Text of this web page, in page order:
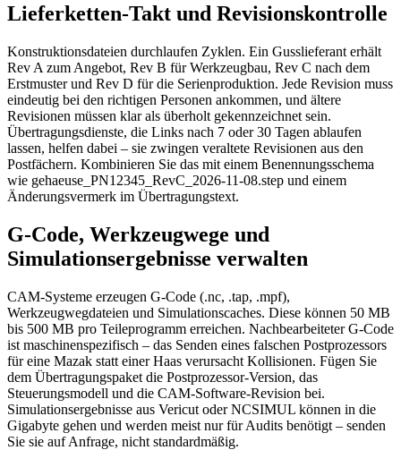
Lieferketten-Takt und Revisionskontrolle
Konstruktionsdateien durchlaufen Zyklen. Ein Gusslieferant erhält
Rev A zum Angebot, Rev B für Werkzeugbau, Rev C nach dem
Erstmuster und Rev D für die Serienproduktion. Jede Revision muss
eindeutig bei den richtigen Personen ankommen, und ältere
Revisionen müssen klar als überholt gekennzeichnet sein.
Übertragungsdienste, die Links nach 7 oder 30 Tagen ablaufen
lassen, helfen dabei – sie zwingen veraltete Revisionen aus den
Postfächern. Kombinieren Sie das mit einem Benennungsschema
wie gehaeuse_PN12345_RevC_2026-11-08.step und einem
Änderungsvermerk im Übertragungstext.
G-Code, Werkzeugwege und
Simulationsergebnisse verwalten
CAM-Systeme erzeugen G-Code (.nc, .tap, .mpf),
Werkzeugwegdateien und Simulationscaches. Diese können 50 MB
bis 500 MB pro Teileprogramm erreichen. Nachbearbeiteter G-Code
ist maschinenspezifisch – das Senden eines falschen Postprozessors
für eine Mazak statt einer Haas verursacht Kollisionen. Fügen Sie
dem Übertragungspaket die Postprozessor-Version, das
Steuerungsmodell und die CAM-Software-Revision bei.
Simulationsergebnisse aus Vericut oder NCSIMUL können in die
Gigabyte gehen und werden meist nur für Audits benötigt – senden
Sie sie auf Anfrage, nicht standardmäßig.